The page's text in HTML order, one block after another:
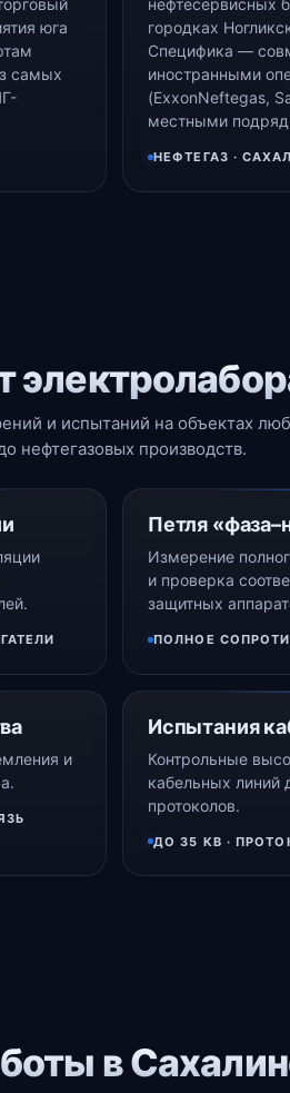
юга
самых
нефтесервисных
городках
Специфика —
иностранными
(ExxonNeftegas,
местными
НЕФТЕГАЗ ·
и испытаний на объектах
производств.
Петля
Измерение
и проверка
защитных
ПОЛНОЕ
и
Испытания
Контрольные
кабельных линий
протоколов.
ДО 35 КВ ·
в